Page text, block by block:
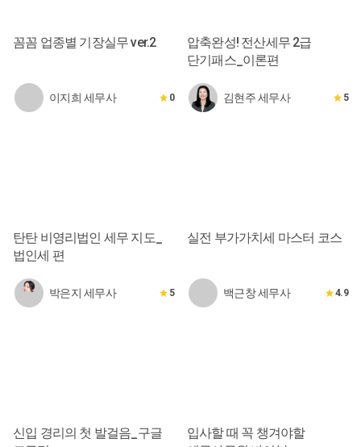
꼼꼼 업종별 기장실무 ver.2
이지희 세무사 0
압축완성! 전산세무 2급
단기패스_이론편
김현주 세무사 5
탄탄 비영리법인 세무 지도_
법인세 편
박은지 세무사 5
실전 부가가치세 마스터 코스
백근창 세무사 4.9
신입 경리의 첫 발걸음_구글
입사할 때 꼭 챙겨야할